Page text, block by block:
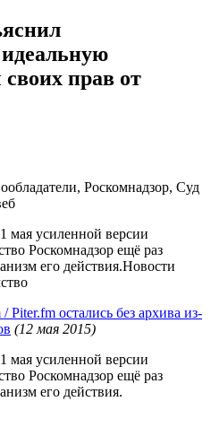
прав от
Роскомнадзор, Суд
мая усиленной версии
Роскомнадзор ещё раз
его действия.Новости
Piter.fm остались без архива из-
(12 мая 2015)
мая усиленной версии
Роскомнадзор ещё раз
его действия.